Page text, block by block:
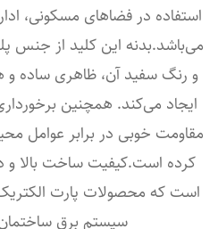
استفاده در فضاهای مسکونی،
می‌باشد.بدنه این کلید از جنس
و رنگ سفید آن، ظاهری ساده و
ایجاد می‌کند. همچنین
مقاومت خوبی در برابر عوامل
کرده است.کیفیت ساخت بالا و
است که محصولات پارت الکتریک
سیستم برق